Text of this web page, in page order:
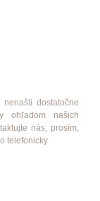
dostatočne
ohľadom našich
nás, prosím,
telefonicky